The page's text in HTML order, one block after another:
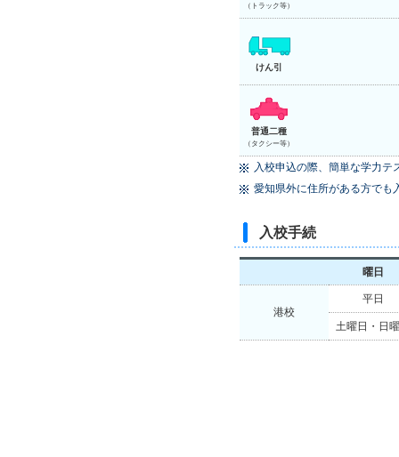
（トラック等）
けん引
普通二種
（タクシー等）
入校申込の際、簡単な学力テ
愛知県外に住所がある方でも
入校手続
曜日
港校
平日
土曜日・日